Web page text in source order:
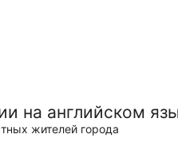
на английском
жителей города